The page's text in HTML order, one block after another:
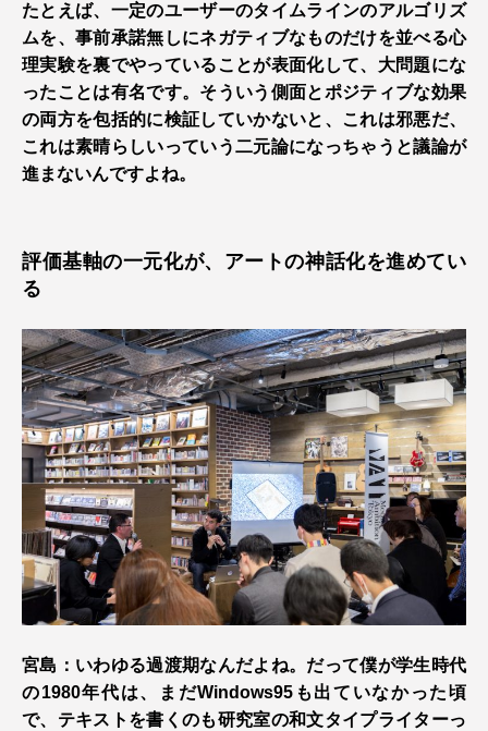
たとえば、一定のユーザーのタイムラインのアルゴリズ
ムを、事前承諾無しにネガティブなものだけを並べる心
理実験を裏でやっていることが表面化して、大問題にな
ったことは有名です。そういう側面とポジティブな効果
の両方を包括的に検証していかないと、これは邪悪だ、
これは素晴らしいっていう二元論になっちゃうと議論が
進まないんですよね。
評価基軸の一元化が、アートの神話化を進めてい
る
宮島：いわゆる過渡期なんだよね。だって僕が学生時代
の1980年代は、まだWindows95も出ていなかった頃
で、テキストを書くのも研究室の和文タイプライターっ